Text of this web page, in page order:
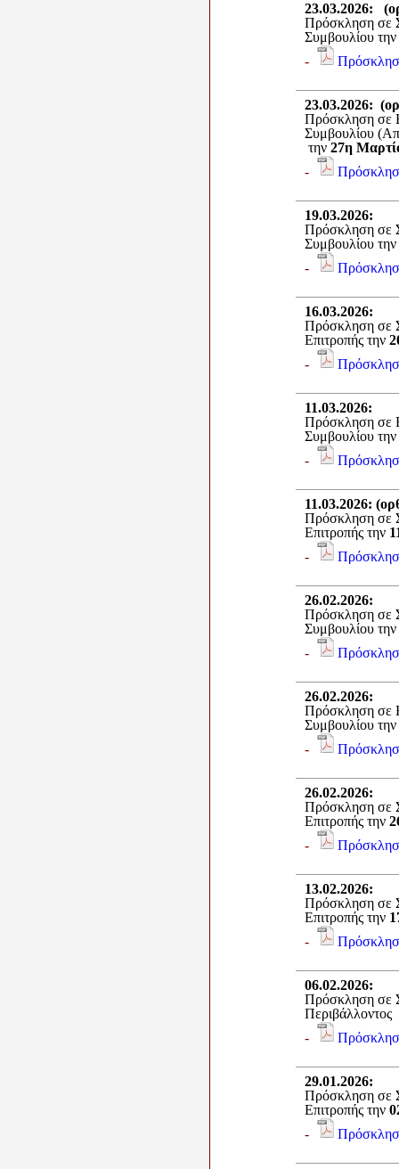
23.03.2026:
Πρόσκληση σε
Συμβουλίου την
-
23.03.2026:
Πρόσκληση σε
Συμβουλίου
την 27η
-
19.03.2026:
Πρόσκληση σε
Συμβουλίου την
-
16.03.2026:
Πρόσκληση σε
Επιτροπής την
-
11.03.2026:
Πρόσκληση σε
Συμβουλίου την
-
11.03.2026:
Πρόσκληση σε
Επιτροπής την
-
26.02.2026:
Πρόσκληση σε
Συμβουλίου την
-
26.02.2026:
Πρόσκληση σε
Συμβουλίου την
-
26.02.2026:
Πρόσκληση σε
Επιτροπής την
-
13.02.2026:
Πρόσκληση σε
Επιτροπής την
-
06.02.2026:
Πρόσκληση σε
Περιβάλλοντος
-
29.01.2026:
Πρόσκληση σε
Επιτροπής την
-